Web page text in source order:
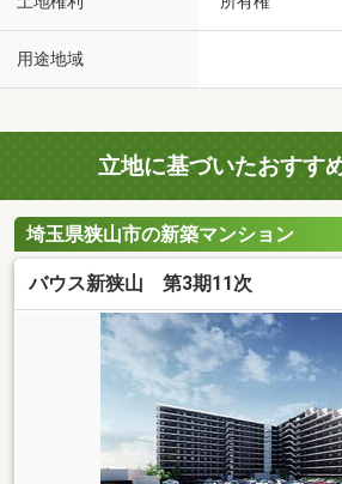
用途地域
立地に基づいたおすす
埼玉県狭山市の新築マンション
バウス新狭山 第3期11次